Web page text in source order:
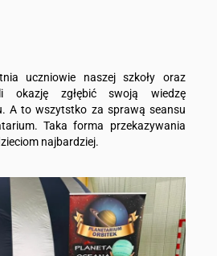
uczniowie naszej szkoły oraz
okazję zgłębić swoją wiedzę
A to wszytstko za sprawą seansu
Taka forma przekazywania
najbardziej.